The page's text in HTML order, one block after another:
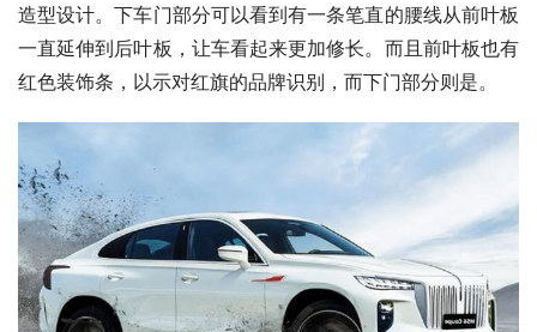
造型设计。下车门部分可以看到有一条笔直的腰线从前叶板
一直延伸到后叶板，让车看起来更加修长。而且前叶板也有
红色装饰条，以示对红旗的品牌识别，而下门部分则是。